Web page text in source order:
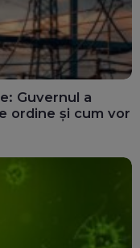
Guvernul a
ordine și cum vor